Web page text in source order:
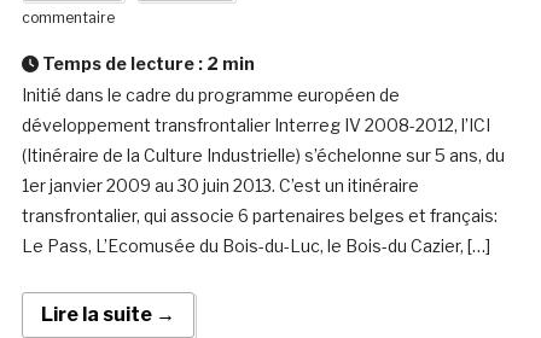
commentaire
Temps de lecture : 2 min
Initié dans le cadre du programme européen de
développement transfrontalier Interreg IV 2008-2012, l’ICI
(Itinéraire de la Culture Industrielle) s’échelonne sur 5 ans, du
1er janvier 2009 au 30 juin 2013. C’est un itinéraire
transfrontalier, qui associe 6 partenaires belges et français:
Le Pass, L’Ecomusée du Bois-du-Luc, le Bois-du Cazier, […]
Lire la suite →